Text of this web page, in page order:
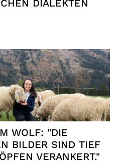
DIALEKTEN
WOLF: "DIE
BILDER SIND TIEF
VERANKERT."